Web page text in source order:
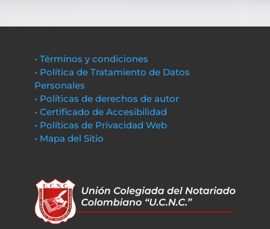
• Términos y condiciones
• Política de Tratamiento de Datos
Personales
• Políticas de derechos de autor
• Certificado de Accesibilidad
• Políticas de Privacidad Web
• Mapa del Sitio